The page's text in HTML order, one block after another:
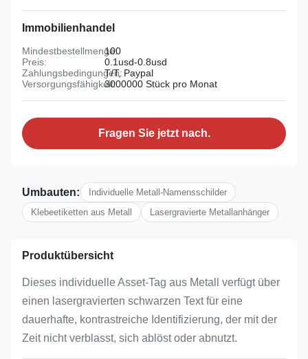
Immobilienhandel
Mindestbestellmenge:
100
Preis:
0.1usd-0.8usd
Zahlungsbedingungen:T/T, Paypal
Versorgungsfähigkeit:3000000 Stück pro Monat
Fragen Sie jetzt nach.
Umbauten:
Individuelle Metall-Namensschilder
Klebeetiketten aus Metall
Lasergravierte Metallanhänger
Produktübersicht
Dieses individuelle Asset-Tag aus Metall verfügt über
einen lasergravierten schwarzen Text für eine
dauerhafte, kontrastreiche Identifizierung, der mit der
Zeit nicht verblasst, sich ablöst oder abnutzt.